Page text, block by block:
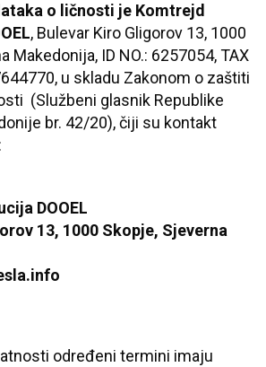
o ličnosti je Komtrejd
, Bulevar Kiro Gligorov 13, 1000
Makedonija, ID NO.: 6257054, TAX
u skladu Zakonom o zaštiti
(Službeni glasnik Republike
br. 42/20),čiji su kontakt
DOOEL
13, 1000 Skopje, Sjeverna
određeni termini imaju